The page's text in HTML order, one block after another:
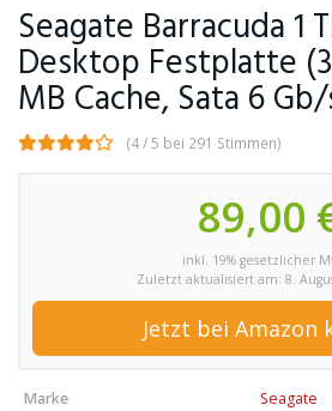
Seagate Barracuda 1
Desktop Festplatte
MB Cache, Sata 6
(4 / 5 bei 291 Stimmen)
89,00
inkl. 19% gesetzlicher
Zuletzt aktualisiert am: 8.
Jetzt bei Amazon
Marke
Seagate